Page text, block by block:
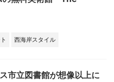
西海岸スタイル
市立図書館が想像以上に